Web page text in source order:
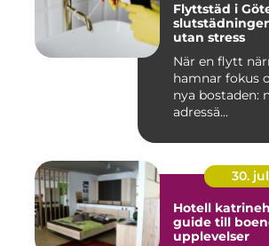
Flyttstäd i
utan stress
När en flytt
hamnar fokus
nya bostaden:
adressä...
30. jul
Hotell
guide till
upplevelser